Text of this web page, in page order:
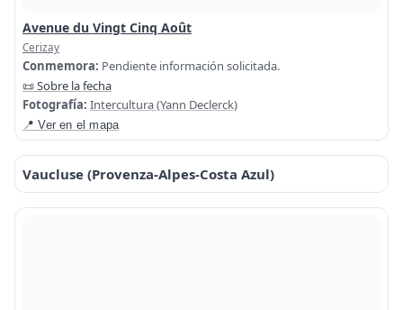
Avenue du Vingt Cinq Août
Cerizay
Conmemora: Pendiente información solicitada.
📜 Sobre la fecha
Fotografía: Intercultura (Yann Declerck)
📍 Ver en el mapa
Vaucluse (Provenza-Alpes-Costa Azul)